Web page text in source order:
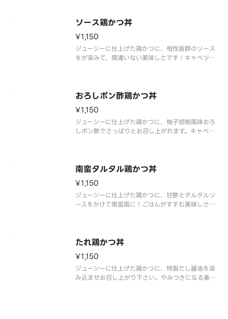
ソース鶏かつ丼
¥1,150
ジューシーに仕上げた鶏かつに、相性抜群のソース
をが染みて、間違いない美味しさです！キャベツと
おろしポン酢鶏かつ丼
¥1,150
ジューシーに仕上げた鶏かつに、柚子胡椒風味おろ
しポン酢でさっぱりとお召し上がれます。キャベツ
南蛮タルタル鶏かつ丼
¥1,150
ジューシーに仕上げた鶏かつに、甘酢とタルタルソ
ースをかけて南蛮風に！ごはんがすすむ美味しさで
たれ鶏かつ丼
¥1,150
ジューシーに仕上げた鶏かつに、特製だし醤油を染
み込ませお召し上がり下さい。やみつきになる美味